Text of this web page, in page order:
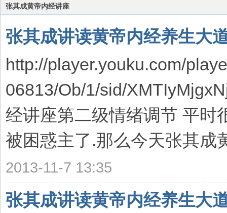
张其成黄帝内经讲座
张其成讲读黄帝内经养生大
http://player.youku.com/
06813/Ob/1/sid/
经讲座第二级情绪调节 平时
被困惑主了.那么今天张其成
2013-11-7 13:35
张其成讲读黄帝内经养生大